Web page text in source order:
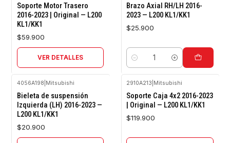
Soporte Motor Trasero
2016-2023 | Original — L200
KL1/KK1
$59.900
VER DETALLES
Brazo Axial RH/LH 2016-
2023 — L200 KL1/KK1
$25.900
Cantidad
4056A198 Mitsubishi
Bieleta de suspensión
Izquierda (LH) 2016-2023 —
L200 KL1/KK1
$20.900
2910A213 Mitsubishi
Soporte Caja 4x2 2016-2023
| Original — L200 KL1/KK1
$119.900